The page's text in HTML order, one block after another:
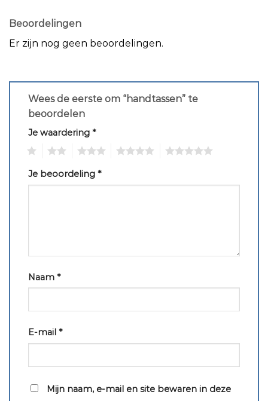
Beoordelingen
Er zijn nog geen beoordelingen.
Wees de eerste om “handtassen” te
beoordelen
Je waardering *
Je beoordeling *
Naam *
E-mail *
Mijn naam, e-mail en site bewaren in deze